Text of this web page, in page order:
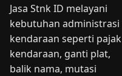
Jasa Stnk ID melayani
kebutuhan administrasi
kendaraan seperti pajak
kendaraan, ganti plat,
balik nama, mutasi